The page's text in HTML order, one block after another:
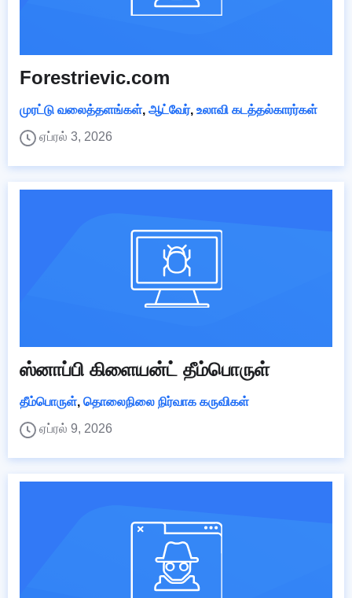
Forestrievic.com
முரட்டு வலைத்தளங்கள், ஆட்வேர், உலாவி கடத்தல்காரர்கள்
ஏப்ரல் 3, 2026
ஸ்னாப்பி கிளையன்ட் தீம்பொருள்
தீம்பொருள், தொலைநிலை நிர்வாக கருவிகள்
ஏப்ரல் 9, 2026